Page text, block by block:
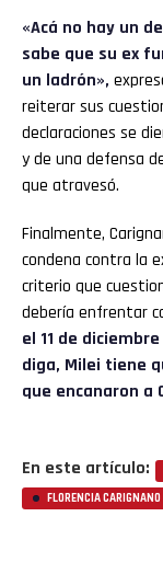
«Acá no hay un
sabe que su ex
un ladrón»,
reiterar sus
declaraciones se
y de una defensa
que atravesó.
Finalmente,
condena contra la
criterio que
debería enfrentar
el 11 de
diga, Milei tiene
que encanaron a
En este artículo:
FLORENCIA CARIGNANO